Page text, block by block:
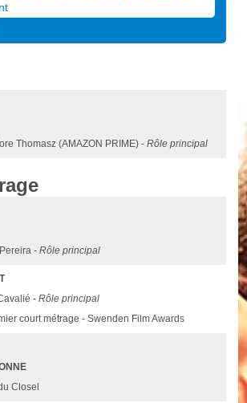
Thomasz (AMAZON PRIME) -Rôle principal
-Rôle principal
-Rôle principal
court métrage - Swenden Film Awards
Closel